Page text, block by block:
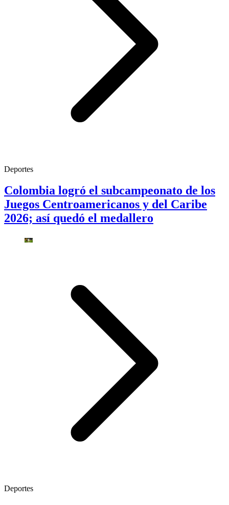
Deportes
Colombia logró el subcampeonato de los
Juegos Centroamericanos y del Caribe
2026; así quedó el medallero
Deportes